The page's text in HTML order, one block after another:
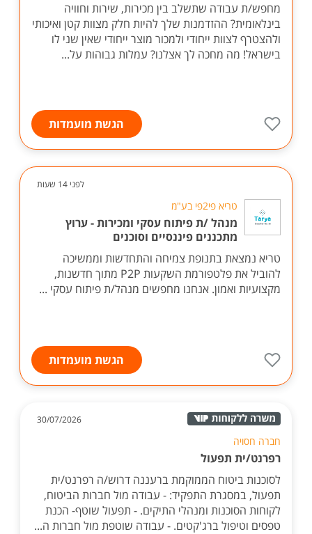
מחפש/ת עבודה שתשלב בין מכירות, שירות וחוויה
בינלאומית? ההזדמנות שלך להיות חלק מצוות קטן ואיכותי
ולהצטרף לצוות ייחודי ולמכור מוצר ייחודי שאין שני לו
בישראל! מה מחכה לך אצלנו? עמלות גבוהות על...
הגשת מועמדות
לפני 14 שעות
טריא פי2פי בע"מ
מנהל /ת פיתוח עסקי ומכירות - ערוץ
מתכננים פיננסיים וסוכנים
טריא נמצאת בתנופת צמיחה והתחדשות וממשיכה
להוביל את פלטפורמת השקעות P2P מתוך חדשנות,
מקצועיות ואמון. אנחנו מחפשים מנהל/ת פיתוח עסקי ...
הגשת מועמדות
30/07/2026
חברה חסויה
רפרנט/ית תפעול
לסוכנות ביטוח הממוקמת ברעננה דרוש/ה רפרנט/ית
תפעול, במסגרת התפקיד: - עבודה מול חברות הביטוח,
לקוחות הסוכנות ומנהלי התיקים. - תפעול שוטף- הכנת
טפסים וטיפול ברג'קטים. - עבודה שוטפת מול חברות ה...